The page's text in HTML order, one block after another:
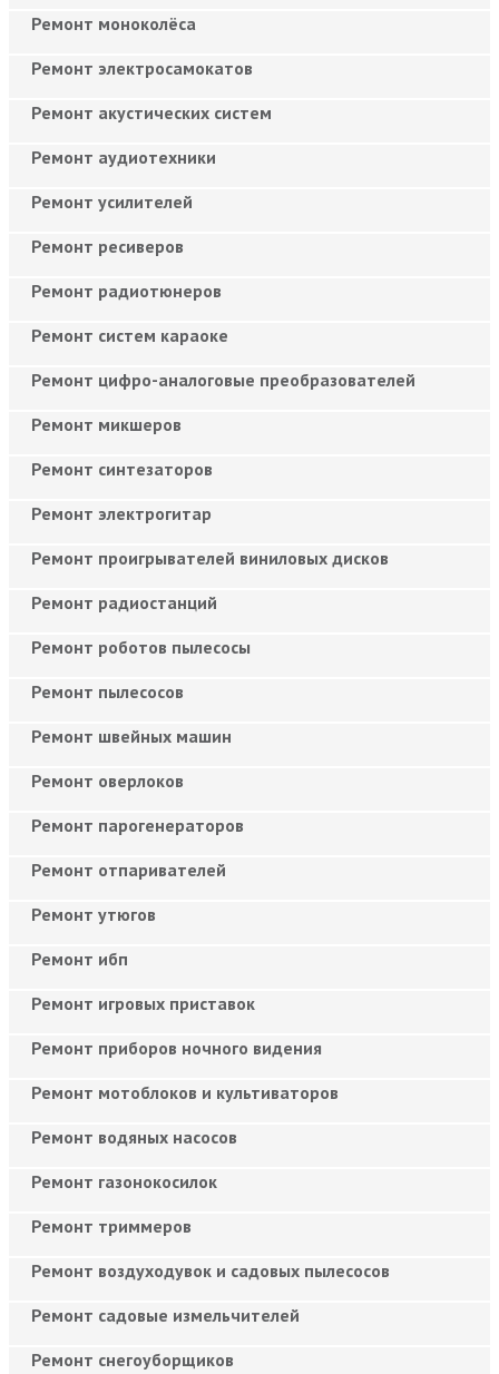
Ремонт моноколёса
Ремонт электросамокатов
Ремонт акустических систем
Ремонт аудиотехники
Ремонт усилителей
Ремонт ресиверов
Ремонт радиотюнеров
Ремонт систем караоке
Ремонт цифро-аналоговые преобразователей
Ремонт микшеров
Ремонт синтезаторов
Ремонт электрогитар
Ремонт проигрывателей виниловых дисков
Ремонт радиостанций
Ремонт роботов пылесосы
Ремонт пылесосов
Ремонт швейных машин
Ремонт оверлоков
Ремонт парогенераторов
Ремонт отпаривателей
Ремонт утюгов
Ремонт ибп
Ремонт игровых приставок
Ремонт приборов ночного видения
Ремонт мотоблоков и культиваторов
Ремонт водяных насосов
Ремонт газонокосилок
Ремонт триммеров
Ремонт воздуходувок и садовых пылесосов
Ремонт садовые измельчителей
Ремонт снегоуборщиков